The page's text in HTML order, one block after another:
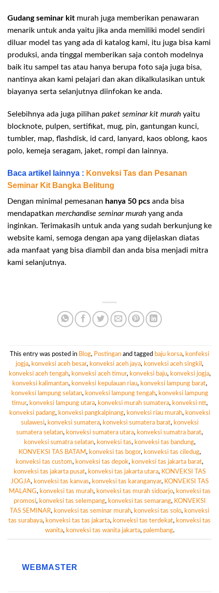
Gudang seminar kit murah juga memberikan penawaran
menarik untuk anda yaitu jika anda memiliki model sendiri
diluar model tas yang ada di katalog kami, itu juga bisa kami
produksi, anda tinggal memberikan saja contoh modelnya
baik itu sampel tas atau hanya berupa foto saja juga bisa,
nantinya akan kami pelajari dan akan dikalkulasikan untuk
biayanya serta selanjutnya diinfokan ke anda.
Selebihnya ada juga pilihan paket seminar kit murah yaitu
blocknote, pulpen, sertifikat, mug, pin, gantungan kunci,
tumbler, map, flashdisk, id card, lanyard, kaos oblong, kaos
polo, kemeja seragam, jaket, rompi dan lainnya.
Baca artikel lainnya : Konveksi Tas dan Pesanan
Seminar Kit Bangka Belitung
Dengan minimal pemesanan hanya 50 pcs anda bisa
mendapatkan merchandise seminar murah yang anda
inginkan. Terimakasih untuk anda yang sudah berkunjung ke
website kami, semoga dengan apa yang dijelaskan diatas
ada manfaat yang bisa diambil dan anda bisa menjadi mitra
kami selanjutnya.
This entry was posted in Blog, Postingan and tagged baju korsa, konfeksi
jogja, konveksi aceh besar, konveksi aceh jaya, konveksi aceh singkil ,
konveksi aceh tengah, konveksi aceh timur, konveksi baju, konveksi jogja,
konveksi kalimantan, konveksi kepulauan riau, konveksi lampung barat,
konveksi lampung selatan, konveksi lampung tengah, konveksi lampung
timur, konveksi lampung utara, konveksi murah sumatera, konveksi ntt,
konveksi padang, konveksi pangkalpinang, konveksi riau murah, konveksi
sulawesi, konveksi sumatera, konveksi sumatera barat, konveksi
sumatera selatan, konveksi sumatera utara, konveksi sumatra barat,
konveksi sumatra selatan, konveksi tas, konveksi tas bandung,
KONVEKSI TAS BATAM, konveksi tas bogor, konveksi tas ciledug,
konveksi tas custom, konveksi tas depok, konveksi tas jakarta barat,
konveksi tas jakarta pusat, konveksi tas jakarta utara, KONVEKSI TAS
JOGJA, konveksi tas kanvas, konveksi tas karanganyar, KONVEKSI TAS
MALANG, konveksi tas murah, konveksi tas murah sidoarjo, konveksi tas
promosi, konveksi tas selempang, konveksi tas semarang, KONVEKSI
TAS SEMINAR, konveksi tas seminar murah, konveksi tas solo, konveksi
tas surabaya, konveksi tas tas jakarta, konveksi tas terdekat, konveksi tas
wanita, konveksi tas wanita jakarta, palembang.
WEBMASTER